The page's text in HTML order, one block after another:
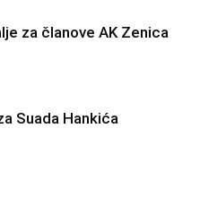
za članove AK Zenica
Suada Hankića